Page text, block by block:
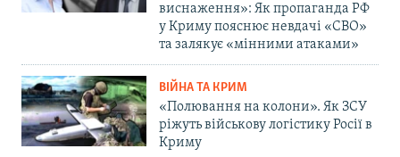
виснаження»: Як пропаганда РФ
у Криму пояснює невдачі «СВО»
та залякує «мінними атаками»
ВІЙНА ТА КРИМ
«Полювання на колони». Як ЗСУ
ріжуть військову логістику Росії в
Криму